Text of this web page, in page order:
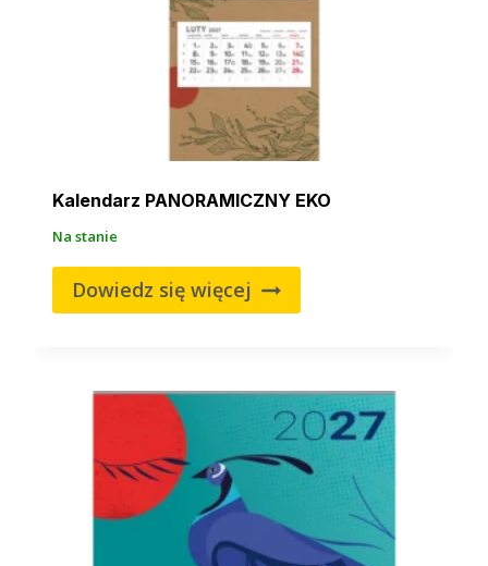
Kalendarz PANORAMICZNY EKO
Na stanie
Dowiedz się więcej